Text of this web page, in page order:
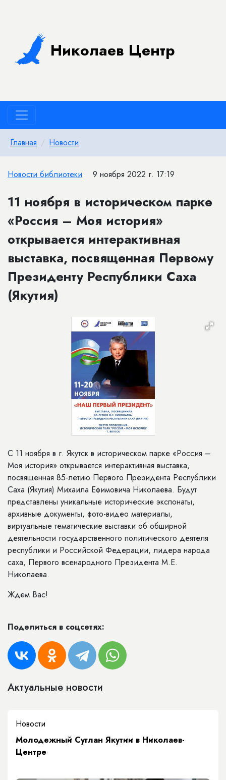
Николаев Центр
Главная Новости
Новости библиотеки 9 ноября 2022 г. 17:19
11 ноября в историческом парке
«Россия – Моя история»
открывается интерактивная
выставка, посвященная Первому
Президенту Республики Саха
(Якутия)
С 11 ноября в г. Якутск в историческом парке «Россия –
Моя история» открывается интерактивная выставка,
посвященная 85-летию Первого Президента Республики
Саха (Якутия) Михаила Ефимовича Николаева. Будут
представлены уникальные исторические экспонаты,
архивные документы, фото-видео материалы,
виртуальные тематические выставки об обширной
деятельности государственного политического деятеля
республики и Российской Федерации, лидера народа
саха, Первого всенародного Президента М.Е.
Николаева.
Ждем Вас!
Поделиться в соцсетях:
Актуальные новости
Новости
Молодежный Суглан Якутии в Николаев-
Центре